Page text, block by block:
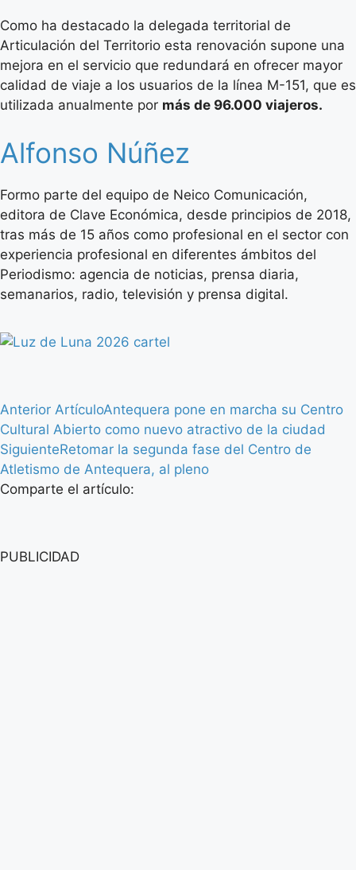
Como ha destacado la delegada territorial de
Articulación del Territorio esta renovación supone una
mejora en el servicio que redundará en ofrecer mayor
calidad de viaje a los usuarios de la línea M-151, que es
utilizada anualmente por más de 96.000 viajeros.
Alfonso Núñez
Formo parte del equipo de Neico Comunicación,
editora de Clave Económica, desde principios de 2018,
tras más de 15 años como profesional en el sector con
experiencia profesional en diferentes ámbitos del
Periodismo: agencia de noticias, prensa diaria,
semanarios, radio, televisión y prensa digital.
Anterior ArtículoAntequera pone en marcha su Centro
Cultural Abierto como nuevo atractivo de la ciudad
SiguienteRetomar la segunda fase del Centro de
Atletismo de Antequera, al pleno
Comparte el artículo:
PUBLICIDAD